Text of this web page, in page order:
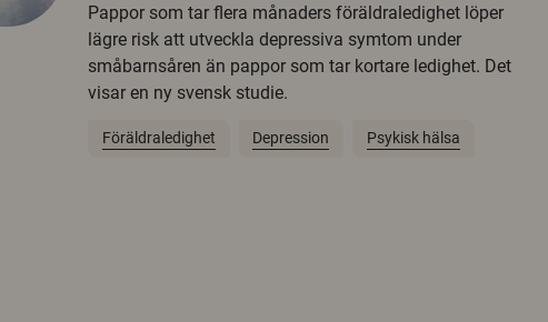
Pappor som tar flera månaders föräldraledighet löper
lägre risk att utveckla depressiva symtom under
småbarnsåren än pappor som tar kortare ledighet. Det
visar en ny svensk studie.
Föräldraledighet Depression Psykisk hälsa